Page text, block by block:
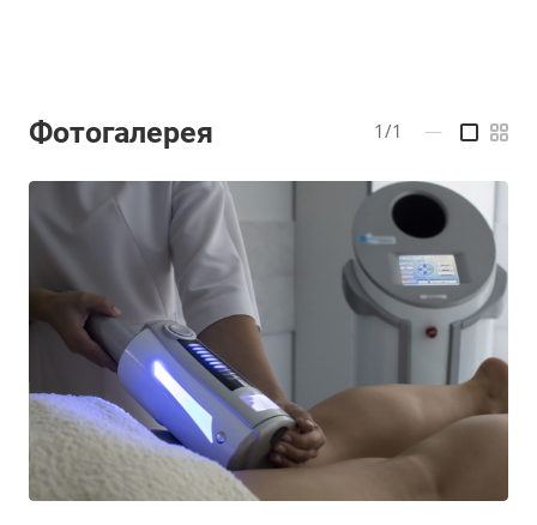
Фотогалерея 1/1 —